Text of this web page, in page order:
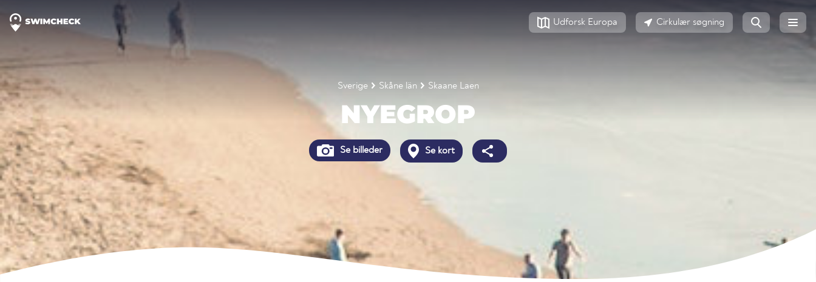
Udforsk Europa Cirkulær søgning
Sverige Skåne län Skaane Laen
NYEGROP
Se billeder Se kort